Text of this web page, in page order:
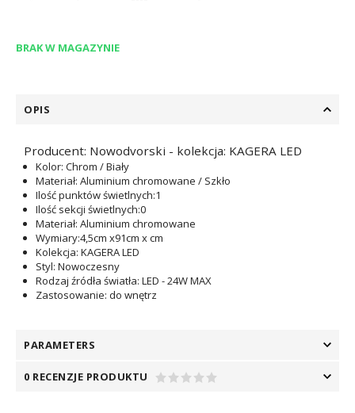
BRAK W MAGAZYNIE
OPIS
Producent: Nowodvorski - kolekcja: KAGERA LED
Kolor: Chrom / Biały
Materiał: Aluminium chromowane / Szkło
Ilość punktów świetlnych:1
Ilość sekcji świetlnych:0
Materiał: Aluminium chromowane
Wymiary:4,5cm x91cm x cm
Kolekcja: KAGERA LED
Styl: Nowoczesny
Rodzaj źródła światła: LED - 24W MAX
Zastosowanie: do wnętrz
PARAMETERS
0 RECENZJE PRODUKTU